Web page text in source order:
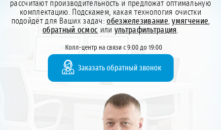
рассчитают производительность и предложат оптимальную
комплектацию. Подскажем, какая технология очистки
подойдёт для Ваших задач:обезжелезивание ,умягчение
обратный осмос или ультрафильтрация
Колл-центр на связи с 9:00 до 19:00
Заказать обратный звонок